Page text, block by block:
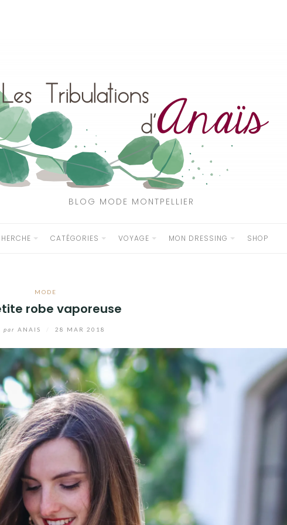
BLOG MODE MONTPELLIER
CATÉGORIES VOYAGE MON DRESSING SHOP
MODE
robe vaporeuse
par ANAIS 28 MAR 2018